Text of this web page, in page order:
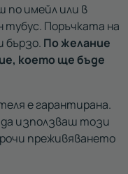
по имейл или в
тубус. Поръчката на
бързо. По желание
което ще бъде
е гарантирана.
да използваш този
преживяването